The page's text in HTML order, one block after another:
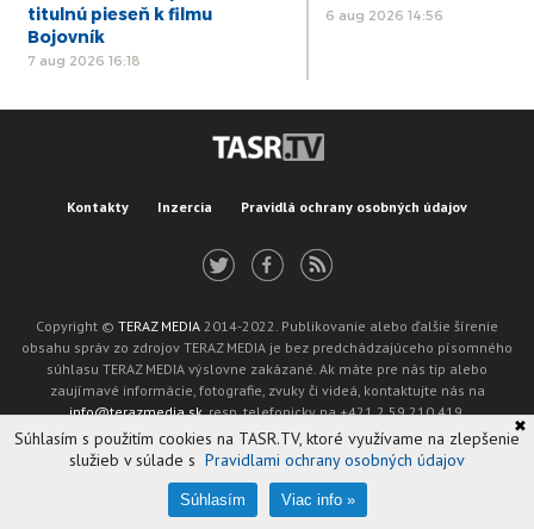
titulnú pieseň k filmu
Bojovník
7 aug 2026 16:18
6 aug 2026 14:56
Kontakty Inzercia Pravidlá ochrany osobných údajov
Copyright © TERAZ MEDIA 2014-2022. Publikovanie alebo ďalšie šírenie
obsahu správ zo zdrojov TERAZ MEDIA je bez predchádzajúceho písomného
súhlasu TERAZ MEDIA výslovne zakázané. Ak máte pre nás tip alebo
zaujímavé informácie, fotografie, zvuky či videá, kontaktujte nás na
info@terazmedia.sk, resp. telefonicky na +421 2 59 210 419.
Žiadosť o zverejnenie opravy v zmysle zákona o publikáciách je možné zaslať
na adresu oprava@tasr.sk.
Oznámenie prevádzkovateľa podľa § 11a zákona č. 265/2022 Z. z.
Súhlasím s použitím cookies na TASR.TV, ktoré využívame na zlepšenie
služieb v súlade s Pravidlami ochrany osobných údajov
Súhlasím Viac info »
✖